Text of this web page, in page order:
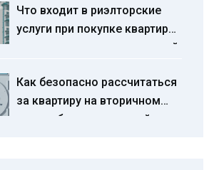
инструкция
Что входит в риэлторские
услуги при покупке квартиры
на вторичном рынке: полный
Как безопасно рассчитаться
за квартиру на вторичном
рынке: банковская ячейка,